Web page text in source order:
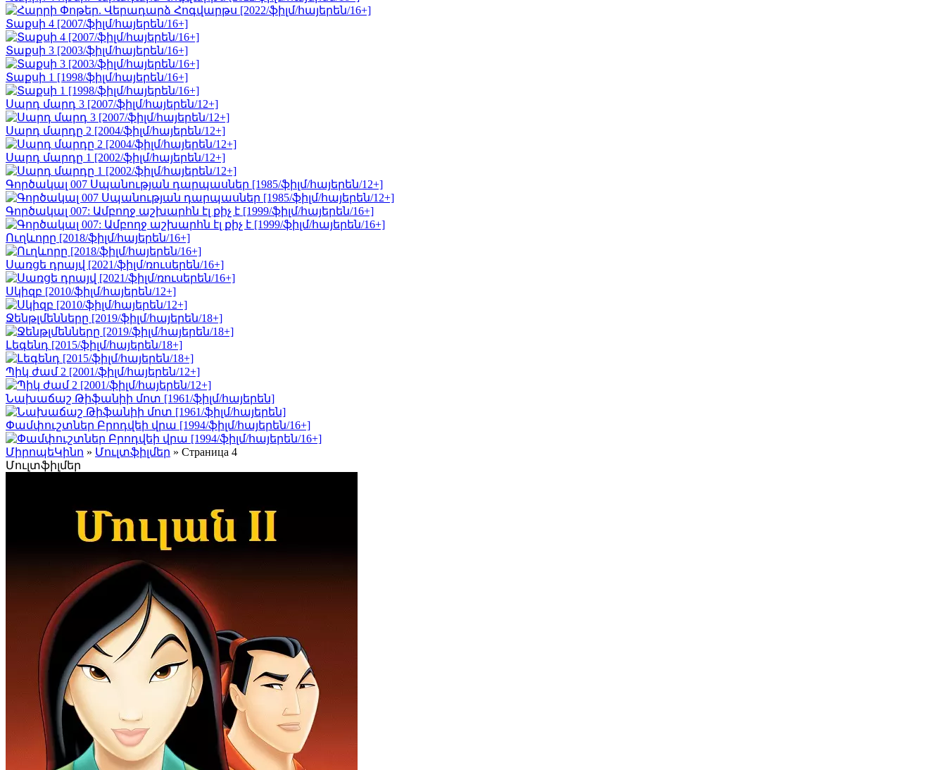
Տաքսի 4 [2007/ֆիլմ/հայերեն/16+]
Տաքսի 3 [2003/ֆիլմ/հայերեն/16+]
Տաքսի 1 [1998/ֆիլմ/հայերեն/16+]
Սարդ մարդ 3 [2007/ֆիլմ/հայերեն/12+]
Սարդ մարդը 2 [2004/ֆիլմ/հայերեն/12+]
Սարդ մարդը 1 [2002/ֆիլմ/հայերեն/12+]
Գործակալ 007 Սպանության դարպասներ [1985/ֆիլմ/հայերեն/12+]
Գործակալ 007: Ամբողջ աշխարհն էլ քիչ է [1999/ֆիլմ/հայերեն/16+]
Ուղևորը [2018/ֆիլմ/հայերեն/16+]
Սառցե դրայվ [2021/ֆիլմ/ռուսերեն/16+]
Սկիզբ [2010/ֆիլմ/հայերեն/12+]
Ջենթլմենները [2019/ֆիլմ/հայերեն/18+]
Լեգենդ [2015/ֆիլմ/հայերեն/18+]
Պիկ ժամ 2 [2001/ֆիլմ/հայերեն/12+]
Նախաճաշ Թիֆանիի մոտ [1961/ֆիլմ/հայերեն]
Փամփուշտներ Բրոդվեի վրա [1994/ֆիլմ/հայերեն/16+]
ՄիրոպեԿինո » Մուլտֆիլմեր » Страница 4
Մուլտֆիլմեր